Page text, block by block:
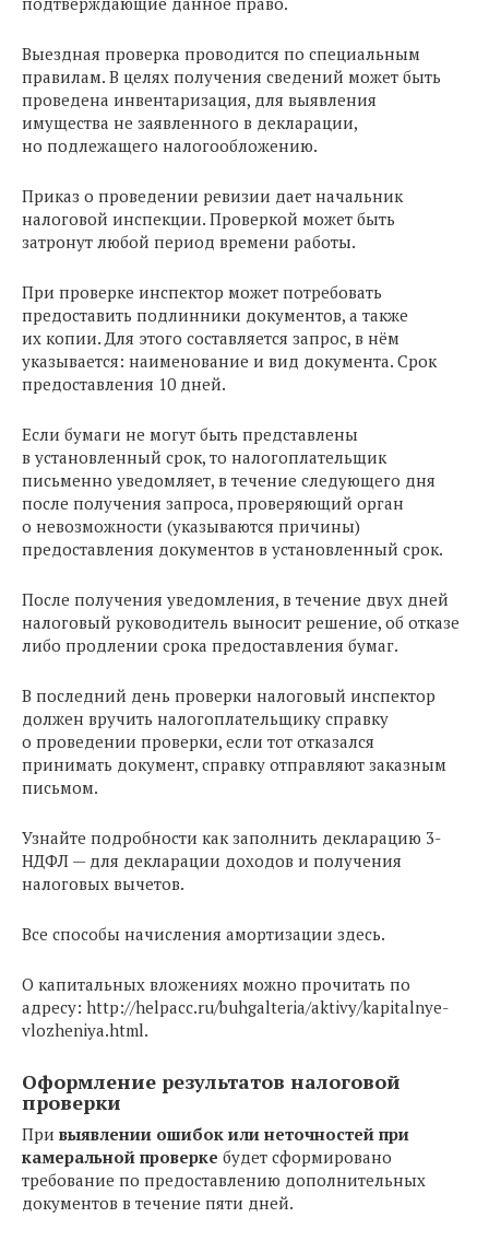
Выездная проверка проводится по специальным
правилам. В целях получения сведений может быть
проведена инвентаризация, для выявления
имущества не заявленного в декларации,
но подлежащего налогообложению.
Приказ о проведении ревизии дает начальник
налоговой инспекции. Проверкой может быть
затронут любой период времени работы.
При проверке инспектор может потребовать
предоставить подлинники документов, а также
их копии. Для этого составляется запрос, в нём
указывается: наименование и вид документа. Срок
предоставления 10 дней.
Если бумаги не могут быть представлены
в установленный срок, то налогоплательщик
письменно уведомляет, в течение следующего дня
после получения запроса, проверяющий орган
о невозможности (указываются причины)
предоставления документов в установленный срок.
После получения уведомления, в течение двух дней
налоговый руководитель выносит решение, об отказе
либо продлении срока предоставления бумаг.
В последний день проверки налоговый инспектор
должен вручить налогоплательщику справку
о проведении проверки, если тот отказался
принимать документ, справку отправляют заказным
письмом.
Узнайте подробности как заполнить декларацию 3-
НДФЛ — для декларации доходов и получения
налоговых вычетов.
Все способы начисления амортизации здесь.
О капитальных вложениях можно прочитать по
адресу: http://helpacc.ru/buhgalteria/aktivy/kapitalnye-
vlozheniya.html.
Оформление результатов налоговой
проверки
При выявлении ошибок или неточностей при
камеральной проверке будет сформировано
требование по предоставлению дополнительных
документов в течение пяти дней.